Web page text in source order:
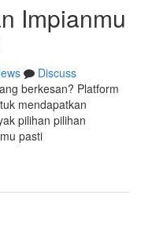
Impianmu
Discuss
berkesan? Platform
mendapatkan
pilihan pilihan
pasti